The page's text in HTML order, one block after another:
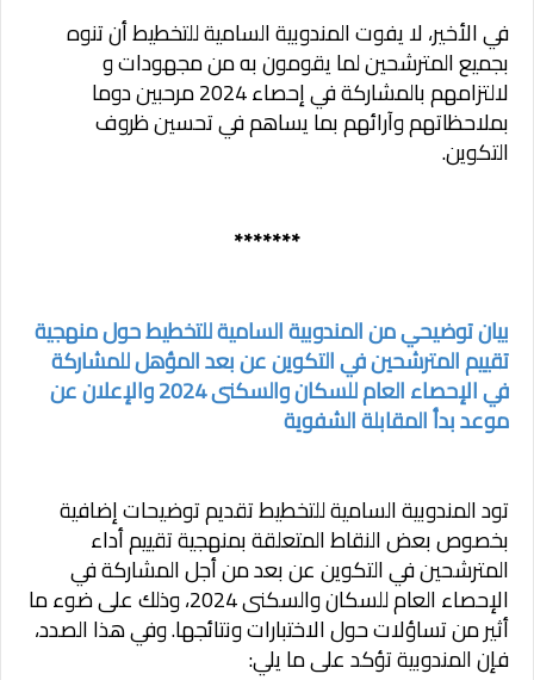
في‏ الأخير، لا يفوت المندوبية السامية للتخطيط أن تنوه
بجميع المترشحين لما يقومون به من مجهودات و
لالتزامهم بالمشاركة في إحصاء 2024 مرحبين دوما
بملاحظاتهم وآرائهم بما يساهم في تحسين ظروف
التكوين.
*******
بيان توضيحي من المندوبية السامية للتخطيط حول منهجية
تقييم المترشحين في التكوين عن بعد المؤهل للمشاركة
في الإحصاء العام للسكان والسكنى 2024 والإعلان عن
موعد بدأ المقابلة الشفوية
تود المندوبية السامية للتخطيط تقديم توضيحات إضافية
بخصوص بعض النقاط المتعلقة بمنهجية تقييم أداء
المترشحين في التكوين عن بعد من أجل المشاركة في
الإحصاء العام للسكان والسكنى 2024، وذلك على ضوء ما
أثير من تساؤلات حول الاختبارات ونتائجها. وفي هذا الصدد،
فإن المندوبية تؤكد على ما يلي: